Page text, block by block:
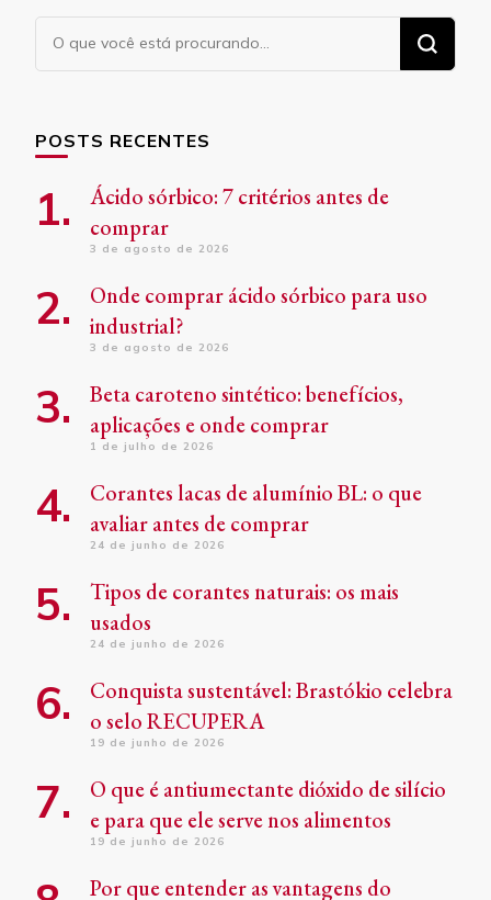
Procurando
algo?
POSTS RECENTES
Ácido sórbico: 7 critérios antes de
comprar
3 de agosto de 2026
Onde comprar ácido sórbico para uso
industrial?
3 de agosto de 2026
Beta caroteno sintético: benefícios,
aplicações e onde comprar
1 de julho de 2026
Corantes lacas de alumínio BL: o que
avaliar antes de comprar
24 de junho de 2026
Tipos de corantes naturais: os mais
usados
24 de junho de 2026
Conquista sustentável: Brastókio celebra
o selo RECUPERA
19 de junho de 2026
O que é antiumectante dióxido de silício
e para que ele serve nos alimentos
19 de junho de 2026
Por que entender as vantagens do